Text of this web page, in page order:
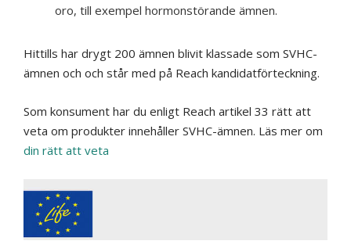
oro, till exempel hormonstörande ämnen.
Hittills har drygt 200 ämnen blivit klassade som SVHC-
ämnen och och står med på Reach kandidatförteckning.
Som konsument har du enligt Reach artikel 33 rätt att
veta om produkter innehåller SVHC-ämnen. Läs mer om
din rätt att veta